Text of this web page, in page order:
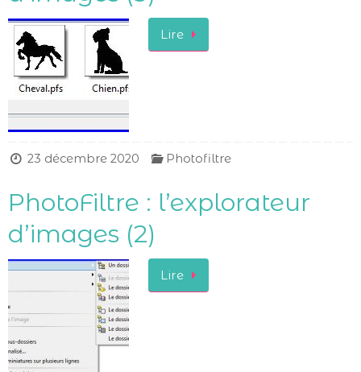
Lire
23 décembre 2020 Photofiltre
PhotoFiltre : l’explorateur
d’images (2)
Lire